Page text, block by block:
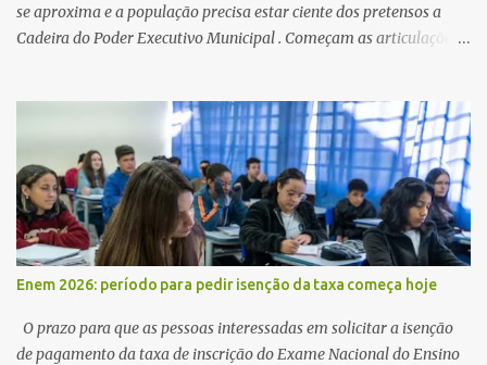
se aproxima e a população precisa estar ciente dos pretensos a
Cadeira do Poder Executivo Municipal . Começam as articulações e
Bandeira Valcinete Araújo e Professor Gerson Andrade há
possibilidade de mais nomes aparecer , ficaremos no aguardo para
trazer mais informações. A primeira entrevista foi com o
inimaginável Gerson Andrade ,Professor da Rede Municipal
(efetivo), supervisor, Formado em Pedagogia e Biomedicina pela
UFPB. Leciona no Otto Illi, Gilberto Inácio, Ellinora Dornellas
,Escola Américo Falcão. Gerson nos contou que a idéia de disputar
a prefeitura veio de um sonho há 5 anos atrás, e também por
acreditar que o trabalho dos seus companheiros principalmente
da zona rural deve ser mais valorizado e que eles serão a Fortalez...
Enem 2026: período para pedir isenção da taxa começa hoje
O prazo para que as pessoas interessadas em solicitar a isenção
de pagamento da taxa de inscrição do Exame Nacional do Ensino